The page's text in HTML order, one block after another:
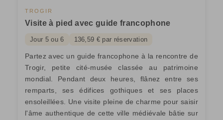
TROGIR
Visite à pied avec guide francophone
Jour 5 ou 6 136,59 € par réservation
Partez avec un guide francophone à la rencontre de
Trogir, petite cité-musée classée au patrimoine
mondial. Pendant deux heures, flânez entre ses
remparts, ses édifices gothiques et ses places
ensoleillées. Une visite pleine de charme pour saisir
l'âme authentique de cette ville médiévale bâtie sur